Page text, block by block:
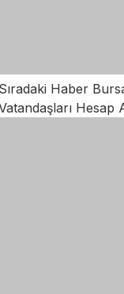
Haber
Hesap